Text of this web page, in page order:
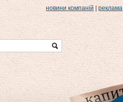
новини компаній реклама